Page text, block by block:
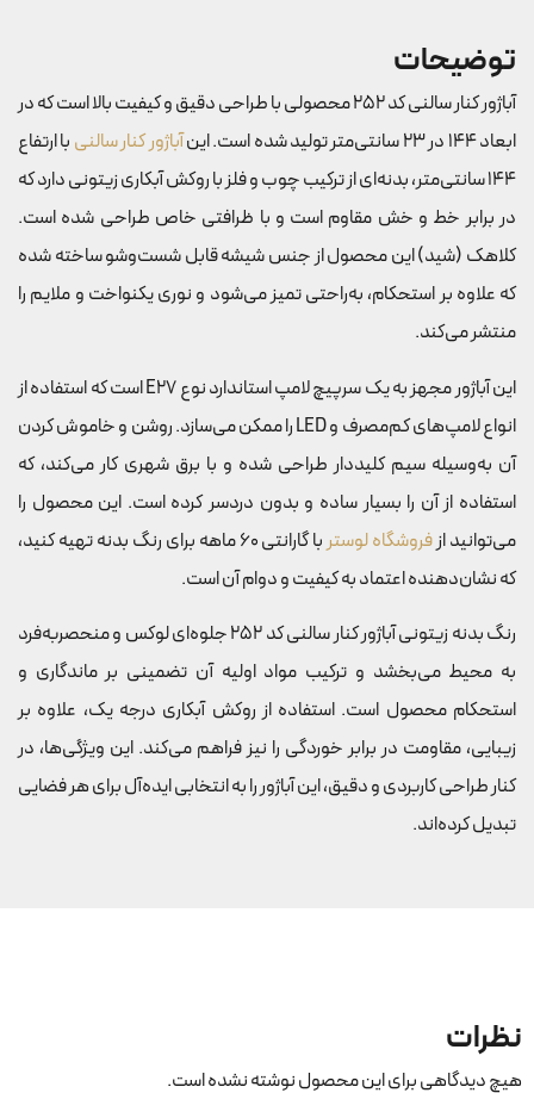
توضیحات
آباژور کنار سالنی کد 252 محصولی با طراحی دقیق و کیفیت بالا است که در
ابعاد 144 در 23 سانتی‌متر تولید شده است. این
آباژور کنار سالنی با ارتفاع
144 سانتی‌متر، بدنه‌ای از ترکیب چوب و فلز با روکش آبکاری زیتونی دارد که
در برابر خط و خش مقاوم است و با ظرافتی خاص طراحی شده است.
کلاهک (شید) این محصول از جنس شیشه قابل شست‌وشو ساخته شده
که علاوه بر استحکام، به‌راحتی تمیز می‌شود و نوری یکنواخت و ملایم را
منتشر می‌کند.
این آباژور مجهز به یک سرپیچ لامپ استاندارد نوع E27 است که استفاده از
انواع لامپ‌های کم‌مصرف و LED را ممکن می‌سازد. روشن و خاموش کردن
آن به‌وسیله سیم کلیددار طراحی شده و با برق شهری کار می‌کند، که
استفاده از آن را بسیار ساده و بدون دردسر کرده است. این محصول را
می‌توانید از فروشگاه لوستر
با گارانتی 60 ماهه برای رنگ بدنه تهیه کنید،
که نشان‌دهنده اعتماد به کیفیت و دوام آن است.
رنگ بدنه زیتونی آباژور کنار سالنی کد 252 جلوه‌ای لوکس و منحصربه‌فرد
به محیط می‌بخشد و ترکیب مواد اولیه آن تضمینی بر ماندگاری و
استحکام محصول است. استفاده از روکش آبکاری درجه یک، علاوه بر
زیبایی، مقاومت در برابر خوردگی را نیز فراهم می‌کند. این ویژگی‌ها، در
کنار طراحی کاربردی و دقیق، این آباژور را به انتخابی ایده‌آل برای هر فضایی
تبدیل کرده‌اند.
نظرات
هیچ دیدگاهی برای این محصول نوشته نشده است.